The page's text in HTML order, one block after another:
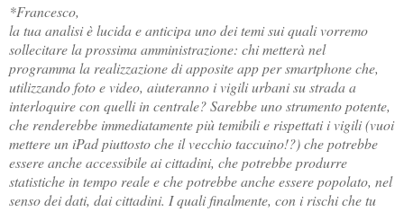
*Francesco,
la tua analisi è lucida e anticipa uno dei temi sui quali vorremo
sollecitare la prossima amministrazione: chi metterà nel
programma la realizzazione di apposite app per smartphone che,
utilizzando foto e video, aiuteranno i vigili urbani su strada a
interloquire con quelli in centrale? Sarebbe uno strumento potente,
che renderebbe immediatamente più temibili e rispettati i vigili (vuoi
mettere un iPad piuttosto che il vecchio taccuino!?) che potrebbe
essere anche accessibile ai cittadini, che potrebbe produrre
statistiche in tempo reale e che potrebbe anche essere popolato, nel
senso dei dati, dai cittadini. I quali finalmente, con i rischi che tu